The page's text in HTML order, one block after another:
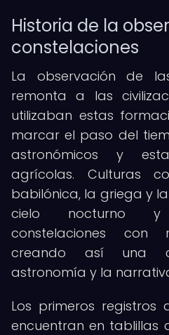
Historia de la
constelaciones
La observación de
remonta a las
utilizaban estas
marcar el paso del
astronómicos y
agrícolas. Culturas
babilónica, la griega y
cielo nocturno
constelaciones con
creando así una
astronomía y la
Los primeros registros
encuentran en tablillas